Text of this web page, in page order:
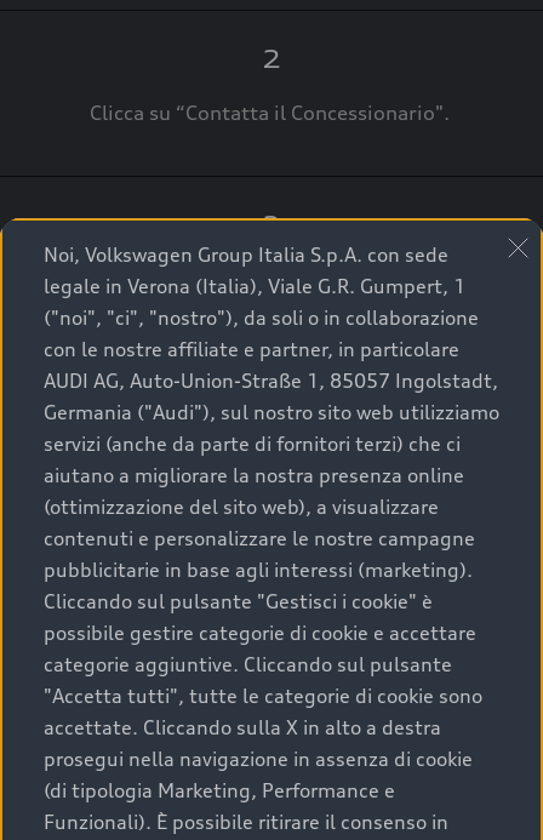
2
Clicca su “Contatta il Concessionario".
3
A breve verrai ricontattato dal Customer Care
Audi Center o direttamente dal Concessionario
che ti supporterà per finalizzare la tua richiesta.
La qualità di acquistare
un’auto usata Audi
Scegliere un’auto usata è una decisione che coniuga
convenienza, affidabilità e sostenibilità. Per fare un
acquisto sicuro, è essenziale considerare aspetti
determinanti come la garanzia inclusa e l’affidabilità del
marchio. Audi offre l’auto usata perfetta tramite Audi
Prima Scelta :plus
Noi, Volkswagen Group Italia S.p.A. con sede
legale in Verona (Italia), Viale G.R. Gumpert, 1
("noi", "ci", "nostro"), da soli o in collaborazione
con le nostre affiliate e partner, in particolare
AUDI AG, Auto-Union-Straße 1, 85057 Ingolstadt,
Germania ("Audi"), sul nostro sito web utilizziamo
servizi (anche da parte di fornitori terzi) che ci
aiutano a migliorare la nostra presenza online
(ottimizzazione del sito web), a visualizzare
contenuti e personalizzare le nostre campagne
pubblicitarie in base agli interessi (marketing).
Cliccando sul pulsante "Gestisci i cookie" è
possibile gestire categorie di cookie e accettare
categorie aggiuntive. Cliccando sul pulsante
"Accetta tutti", tutte le categorie di cookie sono
accettate. Cliccando sulla X in alto a destra
prosegui nella navigazione in assenza di cookie
(di tipologia Marketing, Performance e
Funzionali). È possibile ritirare il consenso in